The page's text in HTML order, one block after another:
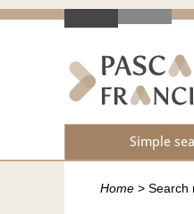
Simple
Home > Search